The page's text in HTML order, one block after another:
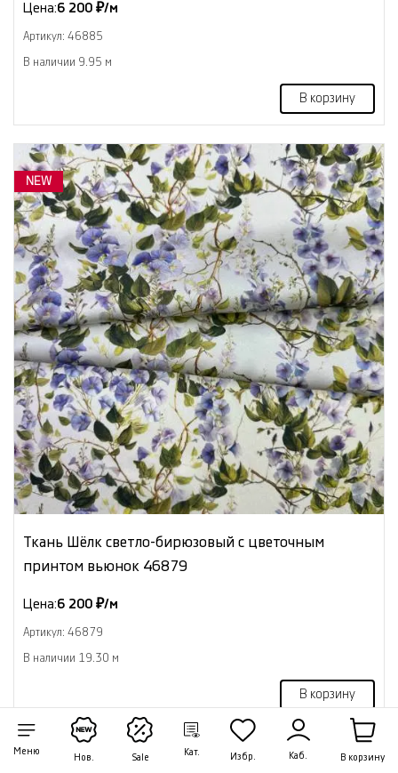
Меню
Нов. Sale
Кат. Избр. Каб. В корзину
Цена:6 200 ₽/м
Артикул: 46885
В наличии 9.95 м
В корзину
NEW
Ткань Шёлк светло-бирюзовый с цветочным
принтом вьюнок 46879
Цена:6 200 ₽/м
Артикул: 46879
В наличии 19.30 м
В корзину